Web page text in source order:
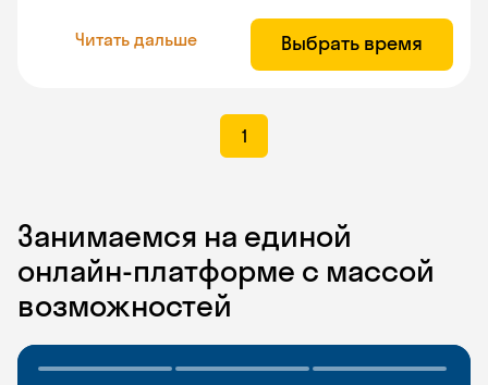
Читать дальше Выбрать время
1
Занимаемся на единой
онлайн-платформе с массой
возможностей